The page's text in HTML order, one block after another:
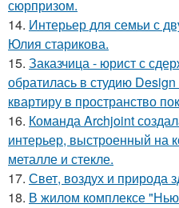
сюрпризом.
14. Интерьер для семьи с
Юлия старикова.
15. Заказчица - юрист с
обратилась в студию
квартиру в пространство
16. Команда Archjoint
интерьер, выстроенный на
металле и стекле.
17. Свет, воздух и природа
18. В жилом комплексе